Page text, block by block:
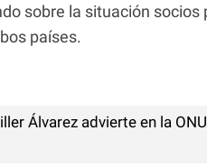
sobre la situación
países.
Álvarez advierte en la